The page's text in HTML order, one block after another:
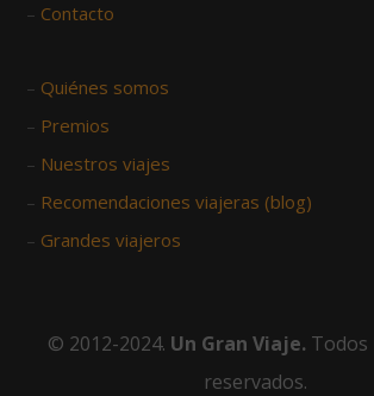
– Contacto
– Quiénes somos
– Premios
– Nuestros viajes
– Recomendaciones viajeras (blog)
– Grandes viajeros
© 2012-2024. Un Gran Viaje. Todos
reservados.